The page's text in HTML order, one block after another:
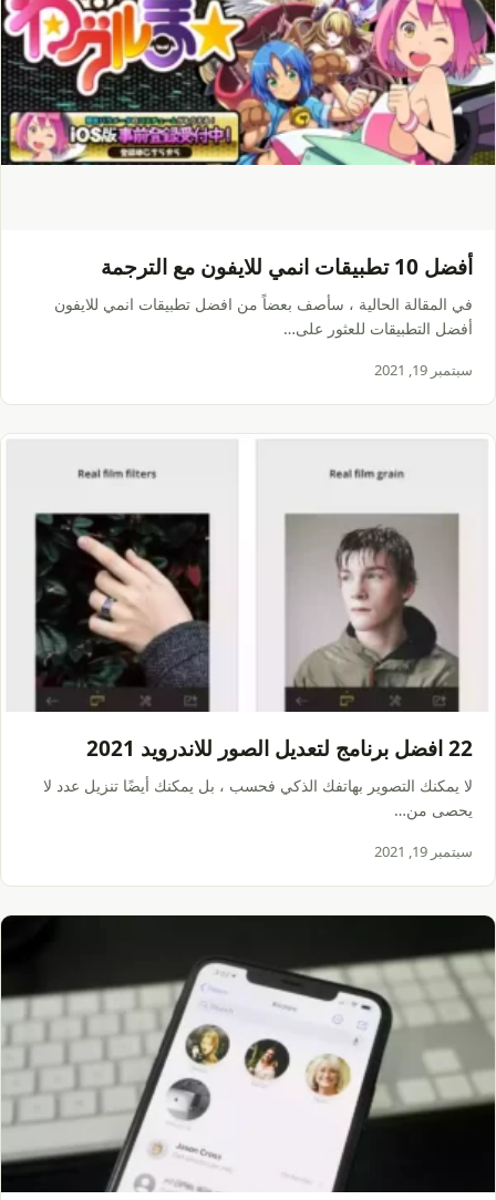
أفضل 10 تطبيقات انمي للايفون مع الترجمة
في المقالة الحالية ، سأصف بعضاً من افضل تطبيقات انمي للايفون
أفضل التطبيقات للعثور على…
سبتمبر 19, 2021
22 افضل برنامج لتعديل الصور للاندرويد 2021
لا يمكنك التصوير بهاتفك الذكي فحسب ، بل يمكنك أيضًا تنزيل عدد لا
يحصى من…
سبتمبر 19, 2021